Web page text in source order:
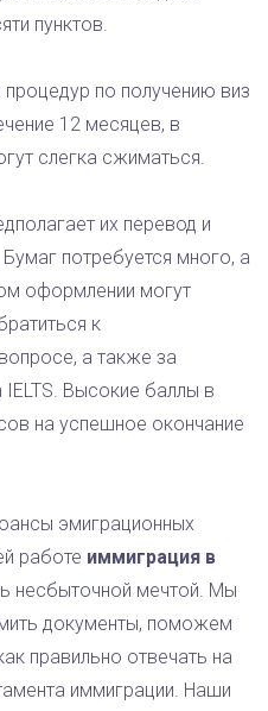
пунктов.
по получению виз
12 месяцев, в
слегка сжиматься.
их перевод и
потребуется много, а
оформлении могут
к
а также за
Высокие баллы в
на успешное окончание
эмиграционных
работе иммиграция в
несбыточной мечтой. Мы
документы, поможем
правильно отвечать на
иммиграции. Наши